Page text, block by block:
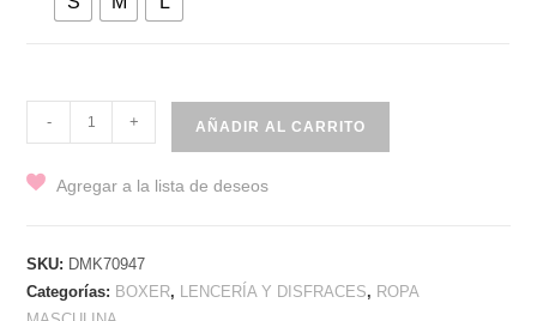
EXTRA
CORTO
- + AÑADIR AL CARRITO
Agregar a la lista de deseos
SKU: DMK70947
Categorías: BOXER, LENCERÍA Y DISFRACES, ROPA